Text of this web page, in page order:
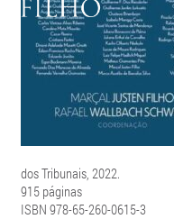
dos Tribunais, 2022.
915 páginas
ISBN 978-65-260-0615-3